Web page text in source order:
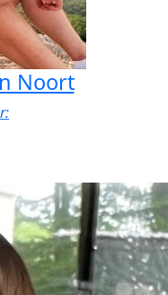
Noort